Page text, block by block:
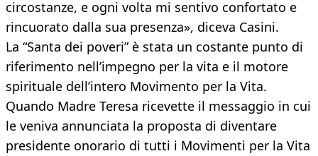
circostanze, e ogni volta mi sentivo confortato e
rincuorato dalla sua presenza», diceva Casini.
La “Santa dei poveri” è stata un costante punto di
riferimento nell’impegno per la vita e il motore
spirituale dell’intero Movimento per la Vita.
Quando Madre Teresa ricevette il messaggio in cui
le veniva annunciata la proposta di diventare
presidente onorario di tutti i Movimenti per la Vita